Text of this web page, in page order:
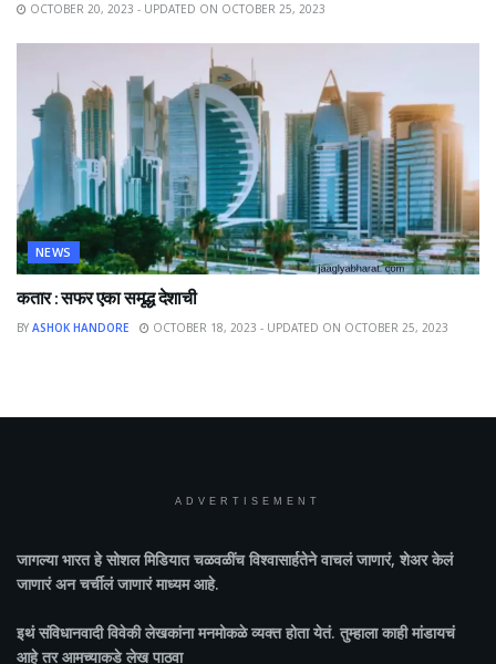
OCTOBER 20, 2023 - UPDATED ON OCTOBER 25, 2023
NEWS
कतार : सफर एका समृद्ध देशाची
BY ASHOK HANDORE OCTOBER 18, 2023 - UPDATED ON OCTOBER 25, 2023
ADVERTISEMENT
जागल्या भारतहे सोशल मिडियात चळवळींच विश्वासार्हतेने वाचलं जाणारं, शेअर केलं
जाणारं अन चर्चीलं जाणारं माध्यम आहे.
इथं संविधानवादी विवेकी लेखकांना मनमोकळे व्यक्त होता येतं. तुम्हाला काही मांडायचं
आहे तर आमच्याकडे लेख पाठवा